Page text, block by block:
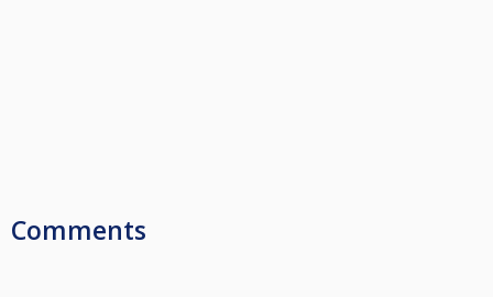
Comments